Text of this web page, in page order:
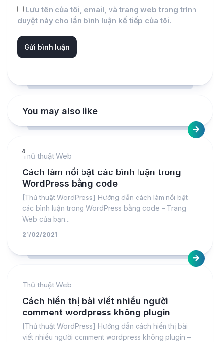
Lưu tên của tôi, email, và trang web trong trình
duyệt này cho lần bình luận kế tiếp của tôi.
You may also like
4
Thủ thuật Web
Cách làm nổi bật các bình luận trong
WordPress bằng code
[Thủ thuật WordPress] Hướng dẫn cách làm nổi bật
các bình luận trong WordPress bằng code – Trang
Web của bạn...
21/02/2021
Thủ thuật Web
Cách hiển thị bài viết nhiều người
comment wordpress không plugin
[Thủ thuật WordPress] Hướng dẫn cách hiển thị bài
viết nhiều người comment wordpress không plugin –